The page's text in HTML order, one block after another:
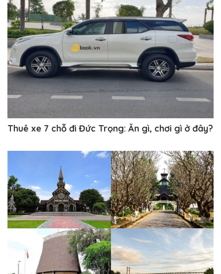
Thuê xe 7 chỗ đi Đức Trọng: Ăn gì, chơi gì ở đây?